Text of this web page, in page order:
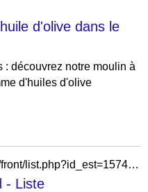
d'olive dans le
: découvrez notre moulin à
d'huiles d'olive
https://online.resa-booking.com/front/list.php?id_est=1574&lang=fr
- Liste